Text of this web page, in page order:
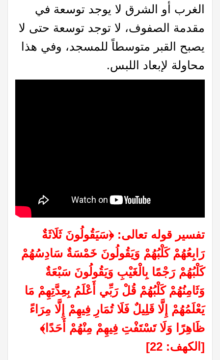
الغرب أو الشرق لا يوجد توسعة في
مقدمة الصفوف، لا توجد توسعة حتى لا
يصبح القبر متوسطاً للمسجد، وفي هذا
محاولة لإبعاد اللبس.
تفسير قوله تعالى: ﴿سَيَقُولُونَ ثَلَاثَةٌ
رَابِعُهُمْ كَلْبُهُمْ وَيَقُولُونَ خَمْسَةٌ سَادِسُهُمْ
كَلْبُهُمْ رَجْمًا بِالْغَيْبِ وَيَقُولُونَ سَبْعَةٌ
وَثَامِنُهُمْ كَلْبُهُمْ قُلْ رَبِّي أَعْلَمُ بِعِدَّتِهِمْ مَا
يَعْلَمُهُمْ إِلَّا قَلِيلٌ فَلَا تُمَارِ فِيهِمْ إِلَّا مِرَاءً
ظَاهِرًا وَلَا تَسْتَفْتِ فِيهِمْ مِنْهُمْ أَحَدًا ﴾
[الكهف: 22]